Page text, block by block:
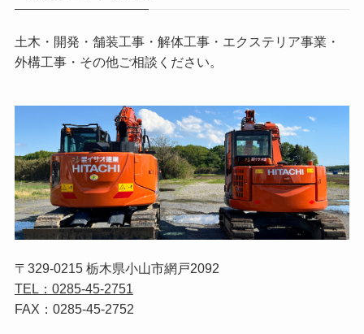
土木・開発・舗装工事・解体工事・エクステリア事業・
外構工事・その他ご相談ください。
〒329-0215 栃木県小山市網戸2092
TEL：0285-45-2751
FAX：0285-45-2752